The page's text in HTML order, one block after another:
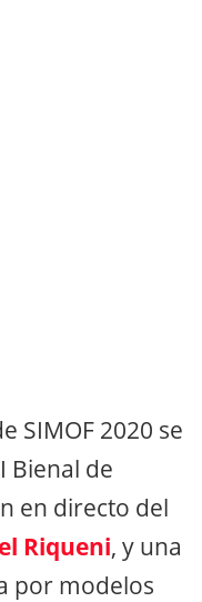
SIMOF 2020 se
Bienal de
en directo del
Riqueni, y una
por modelos